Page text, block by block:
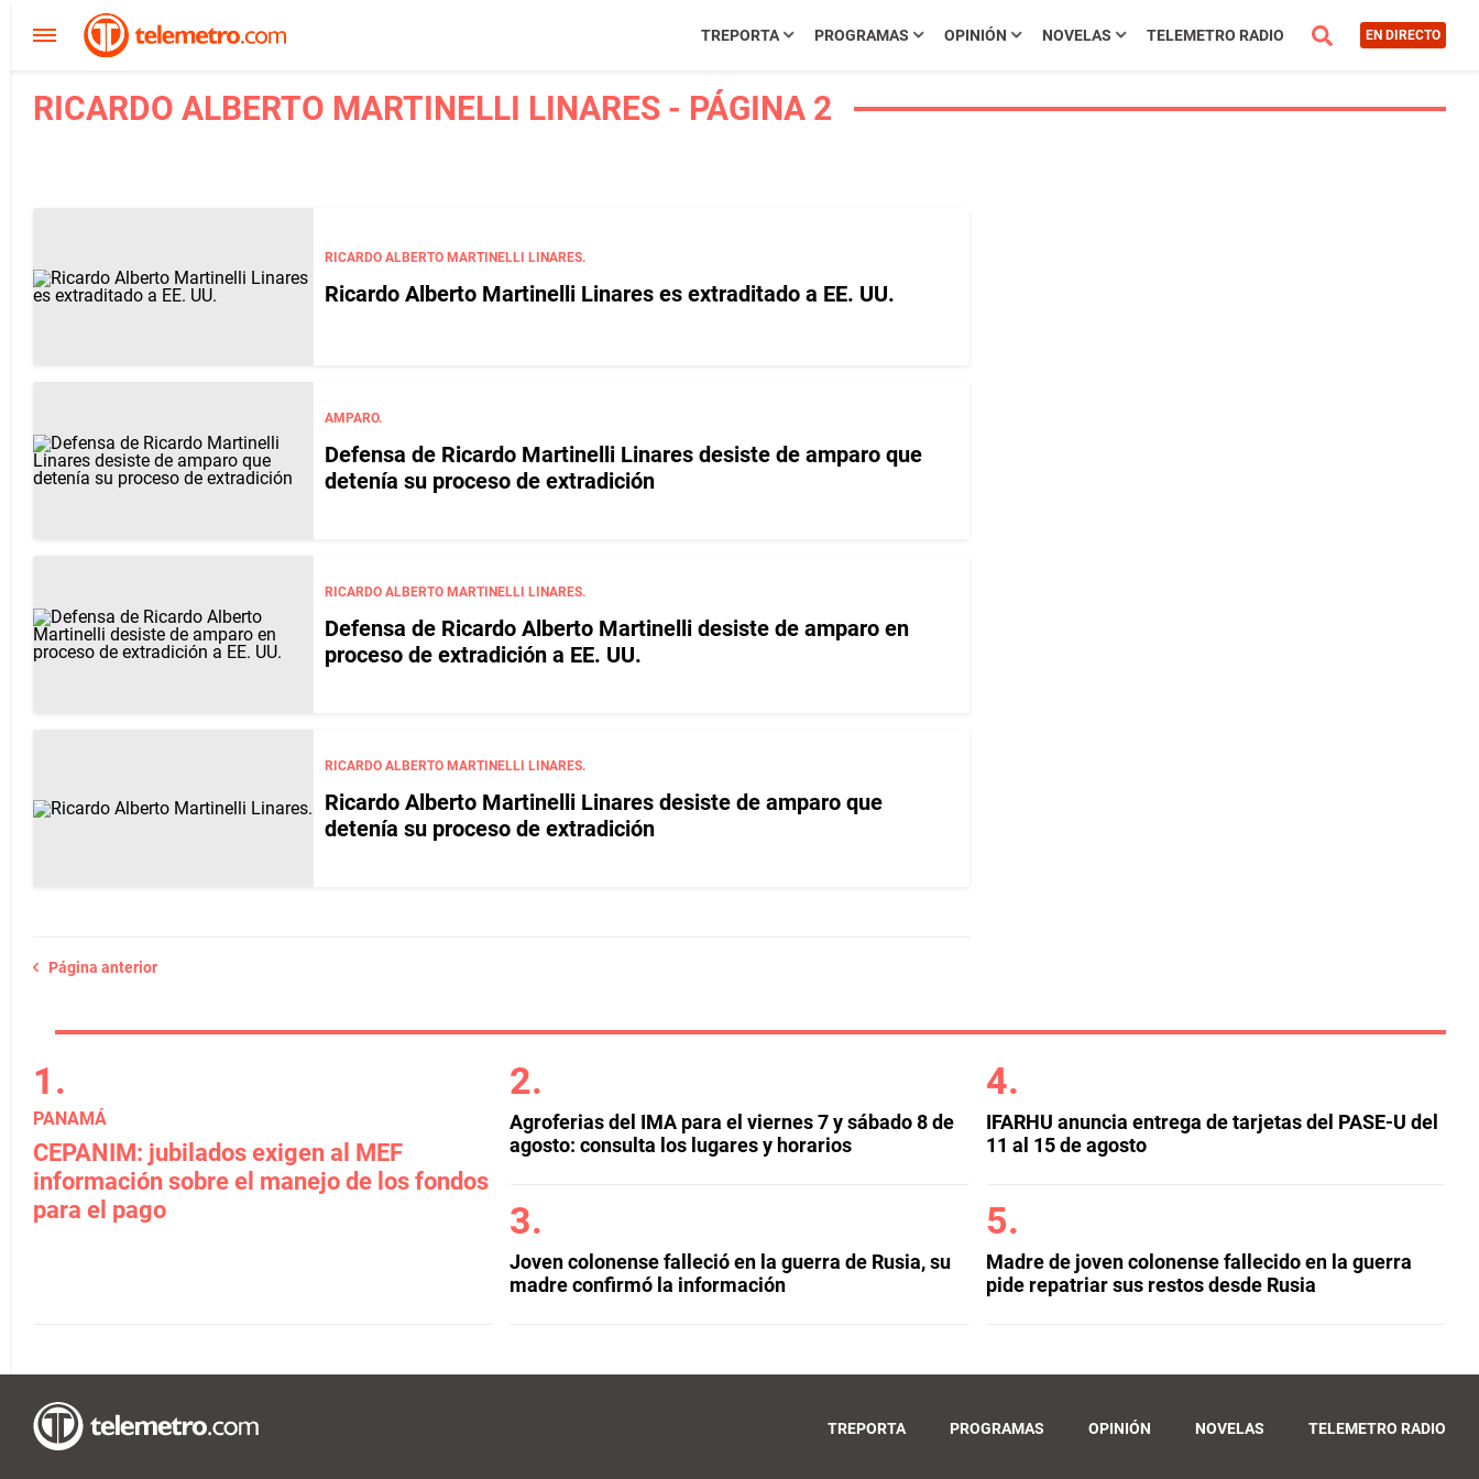
TREPORTA PROGRAMAS OPINIÓN NOVELAS TELEMETRO RADIO EN DIRECTO
RICARDO ALBERTO MARTINELLI LINARES - PÁGINA 2
RICARDO ALBERTO MARTINELLI LINARES.
Ricardo Alberto Martinelli Linares es extraditado a EE. UU.
AMPARO.
Defensa de Ricardo Martinelli Linares desiste de amparo que
detenía su proceso de extradición
RICARDO ALBERTO MARTINELLI LINARES.
Defensa de Ricardo Alberto Martinelli desiste de amparo en
proceso de extradición a EE. UU.
RICARDO ALBERTO MARTINELLI LINARES.
Ricardo Alberto Martinelli Linares desiste de amparo que
detenía su proceso de extradición
Página anterior
PANAMÁ
CEPANIM: jubilados exigen al MEF
información sobre el manejo de los fondos
para el pago
Agroferias del IMA para el viernes 7 y sábado 8 de
agosto: consulta los lugares y horarios
Joven colonense falleció en la guerra de Rusia, su
madre confirmó la información
IFARHU anuncia entrega de tarjetas del PASE-U del
11 al 15 de agosto
Madre de joven colonense fallecido en la guerra
pide repatriar sus restos desde Rusia
TREPORTA PROGRAMAS OPINIÓN NOVELAS TELEMETRO RADIO